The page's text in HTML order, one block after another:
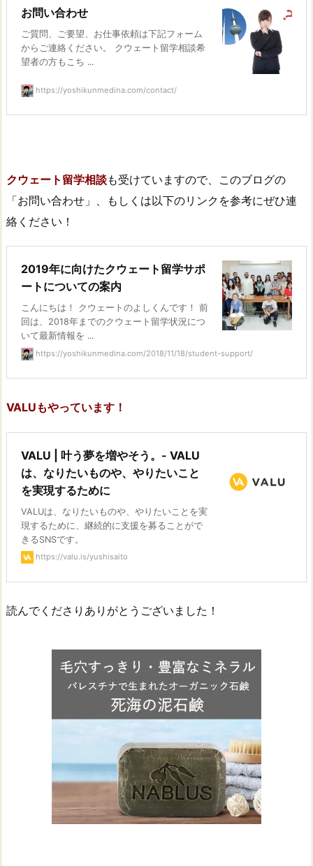
お問い合わせ
ご質問、ご要望、お仕事依頼は下記フォーム
からご連絡ください。 クウェート留学相談希
望者の方もこち ...
https://yoshikunmedina.com/contact/
クウェート留学相談も受けていますので、このブログの
「お問い合わせ」、もしくは以下のリンクを参考にぜひ連
絡ください！
2019年に向けたクウェート留学サポ
ートについての案内
こんにちは！ クウェートのよしくんです！ 前
回は、2018年までのクウェート留学状況につ
いて最新情報を ...
https://yoshikunmedina.com/2018/11/18/student-support/
VALUもやっています！
VALU | 叶う夢を増やそう。- VALU
は、なりたいものや、やりたいこと
を実現するために
VALUは、なりたいものや、やりたいことを実
現するために、継続的に支援を募ることがで
きるSNSです。
https://valu.is/yushisaito
読んでくださりありがとうございました！